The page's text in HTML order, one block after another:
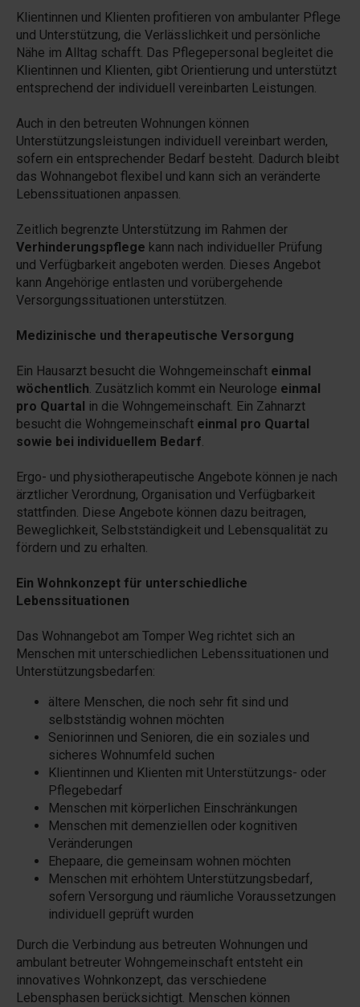
Klientinnen und Klienten profitieren von ambulanter Pflege
und Unterstützung, die Verlässlichkeit und persönliche
Nähe im Alltag schafft. Das Pflegepersonal begleitet die
Klientinnen und Klienten, gibt Orientierung und unterstützt
entsprechend der individuell vereinbarten Leistungen.
Auch in den betreuten Wohnungen können
Unterstützungsleistungen individuell vereinbart werden,
sofern ein entsprechender Bedarf besteht. Dadurch bleibt
das Wohnangebot flexibel und kann sich an veränderte
Lebenssituationen anpassen.
Zeitlich begrenzte Unterstützung im Rahmen der
Verhinderungspflege kann nach individueller Prüfung
und Verfügbarkeit angeboten werden. Dieses Angebot
kann Angehörige entlasten und vorübergehende
Versorgungssituationen unterstützen.
Medizinische und therapeutische Versorgung
Ein Hausarzt besucht die Wohngemeinschaft einmal
wöchentlich. Zusätzlich kommt ein Neurologe einmal
pro Quartal in die Wohngemeinschaft. Ein Zahnarzt
besucht die Wohngemeinschaft einmal pro Quartal
sowie bei individuellem Bedarf.
Ergo- und physiotherapeutische Angebote können je nach
ärztlicher Verordnung, Organisation und Verfügbarkeit
stattfinden. Diese Angebote können dazu beitragen,
Beweglichkeit, Selbstständigkeit und Lebensqualität zu
fördern und zu erhalten.
Ein Wohnkonzept für unterschiedliche
Lebenssituationen
Das Wohnangebot am Tomper Weg richtet sich an
Menschen mit unterschiedlichen Lebenssituationen und
Unterstützungsbedarfen:
ältere Menschen, die noch sehr fit sind und
selbstständig wohnen möchten
Seniorinnen und Senioren, die ein soziales und
sicheres Wohnumfeld suchen
Klientinnen und Klienten mit Unterstützungs- oder
Pflegebedarf
Menschen mit körperlichen Einschränkungen
Menschen mit demenziellen oder kognitiven
Veränderungen
Ehepaare, die gemeinsam wohnen möchten
Menschen mit erhöhtem Unterstützungsbedarf,
sofern Versorgung und räumliche Voraussetzungen
individuell geprüft wurden
Durch die Verbindung aus betreuten Wohnungen und
ambulant betreuter Wohngemeinschaft entsteht ein
innovatives Wohnkonzept, das verschiedene
Lebensphasen berücksichtigt. Menschen können